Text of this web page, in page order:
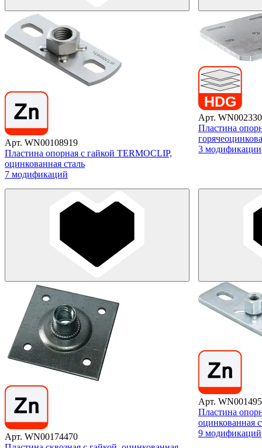
Арт. WN00108919
Пластина опорная с гайкой TERMOCLIP,
оцинкованная сталь
7 модификаций
Арт.
Пластина
3 модификации
Арт. WN00174470
Арт.
Пластина
оцинкованная
9 модификаций